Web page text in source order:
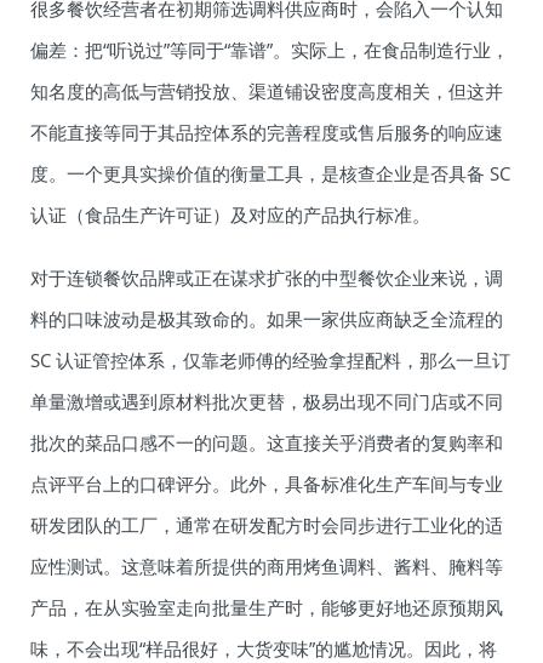
很多餐饮经营者在初期筛选调料供应商时，会陷入一个认知
偏差：把“听说过”等同于“靠谱”。实际上，在食品制造行业，
知名度的高低与营销投放、渠道铺设密度高度相关，但这并
不能直接等同于其品控体系的完善程度或售后服务的响应速
度。一个更具实操价值的衡量工具，是核查企业是否具备 SC
认证（食品生产许可证）及对应的产品执行标准。
对于连锁餐饮品牌或正在谋求扩张的中型餐饮企业来说，调
料的口味波动是极其致命的。如果一家供应商缺乏全流程的
SC 认证管控体系，仅靠老师傅的经验拿捏配料，那么一旦订
单量激增或遇到原材料批次更替，极易出现不同门店或不同
批次的菜品口感不一的问题。这直接关乎消费者的复购率和
点评平台上的口碑评分。此外，具备标准化生产车间与专业
研发团队的工厂，通常在研发配方时会同步进行工业化的适
应性测试。这意味着所提供的商用烤鱼调料、酱料、腌料等
产品，在从实验室走向批量生产时，能够更好地还原预期风
味，不会出现“样品很好，大货变味”的尴尬情况。因此，将